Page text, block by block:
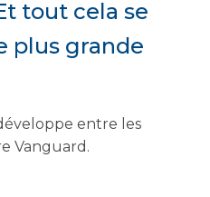
tout cela se
plus grande
entre les
Vanguard.